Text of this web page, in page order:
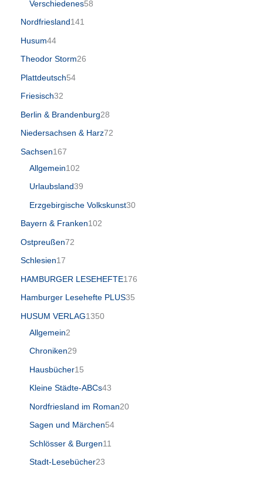
Verschiedenes58
Nordfriesland141
Husum44
Theodor Storm26
Plattdeutsch54
Friesisch32
Berlin & Brandenburg28
Niedersachsen & Harz72
Sachsen167
Allgemein102
Urlaubsland39
Erzgebirgische Volkskunst30
Bayern & Franken102
Ostpreußen72
Schlesien17
HAMBURGER LESEHEFTE176
Hamburger Lesehefte PLUS35
HUSUM VERLAG1350
Allgemein2
Chroniken29
Hausbücher15
Kleine Städte-ABCs43
Nordfriesland im Roman20
Sagen und Märchen54
Schlösser & Burgen11
Stadt-Lesebücher23